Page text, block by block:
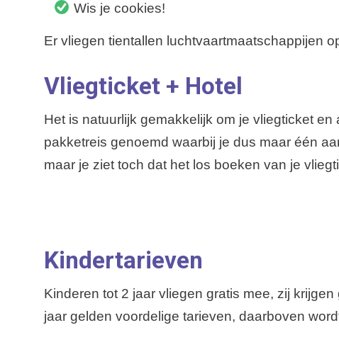
Wis je cookies!
Er vliegen tientallen luchtvaartmaatschappijen
Vliegticket + Hotel
Het is natuurlijk gemakkelijk om je vliegticket
pakketreis genoemd waarbij je dus maar één
maar je ziet toch dat het los boeken van je
Kindertarieven
Kinderen tot 2 jaar vliegen gratis mee, zij
jaar gelden voordelige tarieven, daarboven